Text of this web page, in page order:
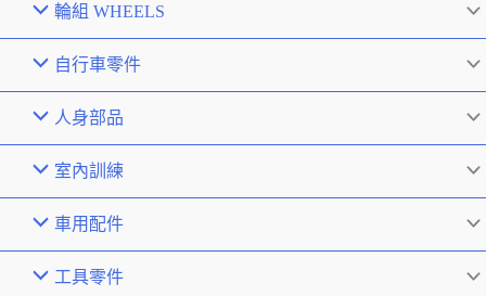
輪組 WHEELS
自行車零件
人身部品
室內訓練
車用配件
工具零件